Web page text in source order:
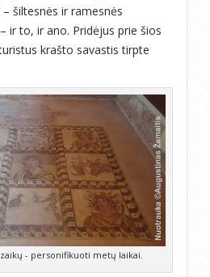
šiltesnės ir ramesnės
ir to, ir ano. Pridėjus prie šios
krašto savastis tirpte
- personifikuoti metų laikai.